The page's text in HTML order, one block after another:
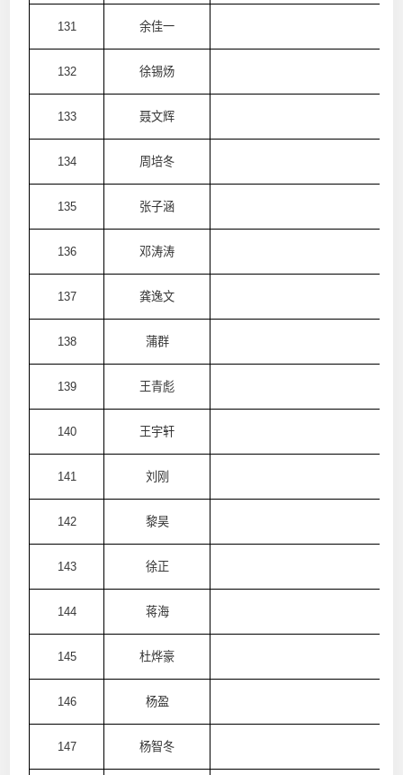
131 余佳一
132 徐锡炀
133 聂文辉
134 周培冬
135 张子涵
136 邓涛涛
137 龚逸文
138 蒲群
139 王青彪
140 王宇轩
141 刘刚
142 黎昊
143 徐正
144 蒋海
145 杜烨豪
146 杨盈
147 杨智冬